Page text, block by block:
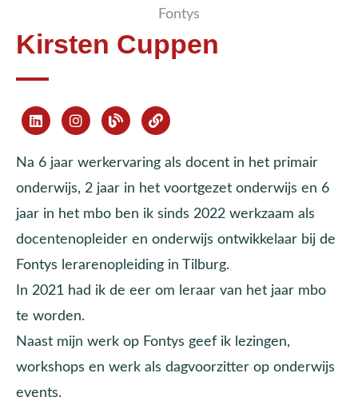
Fontys
Kirsten Cuppen
Na 6 jaar werkervaring als docent in het primair
onderwijs, 2 jaar in het voortgezet onderwijs en 6
jaar in het mbo ben ik sinds 2022 werkzaam als
docentenopleider en onderwijs ontwikkelaar bij de
Fontys lerarenopleiding in Tilburg.
In 2021 had ik de eer om leraar van het jaar mbo
te worden.
Naast mijn werk op Fontys geef ik lezingen,
workshops en werk als dagvoorzitter op onderwijs
events.